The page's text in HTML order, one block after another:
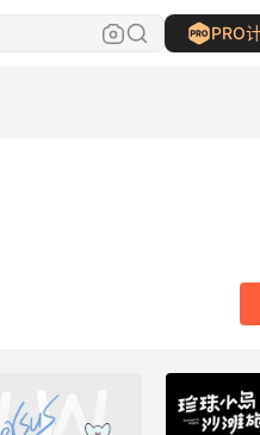
PRO